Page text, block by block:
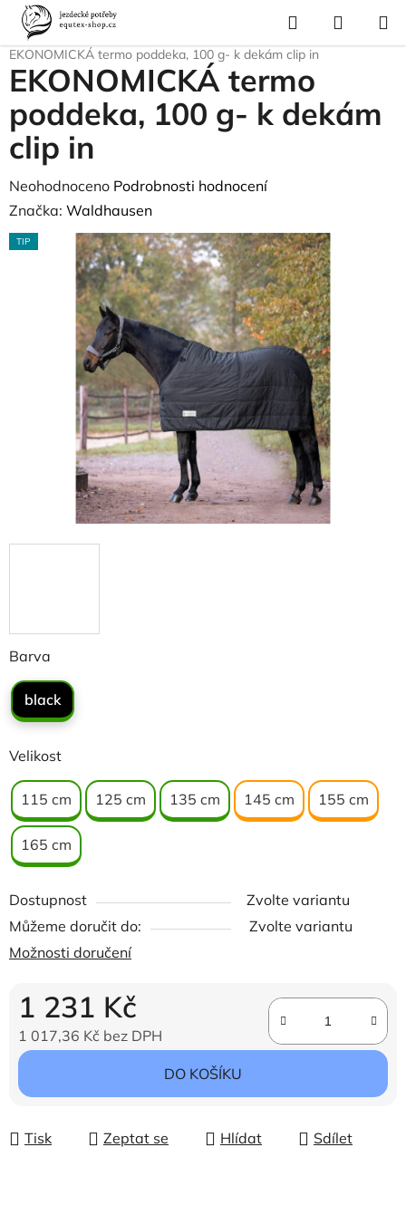
Přejít
obsah
Hledat
KOŠÍK
Domů
Pro koně
EKONOMICKÁ termo poddeka, 100 g- k dekám clip in
Barva
black
Velikost
115 cm 125 cm 135 cm 145 cm 155 cm
165 cm
Dostupnost
Zvolte variantu
Můžeme doručit do:
Zvolte variantu
Možnosti doručení
1 231 Kč
1 017,36 Kč bez DPH
Měrná cena:
DO KOŠÍKU
Tisk Zeptat se Hlídat Sdílet
EKONOMICKÁ termo
poddeka, 100 g- k dekám
clip in
Průměrné
hodnocení
produktu
hvězdiček.
Neohodnoceno Podrobnosti hodnocení
Značka: Waldhausen
TIP